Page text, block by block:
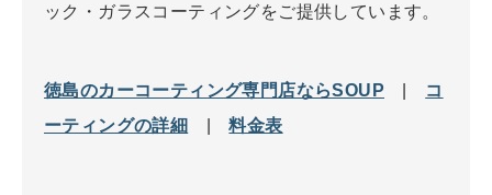
ック・ガラスコーティングをご提供しています。
徳島のカーコーティング専門店ならSOUP
コ
ーティングの詳細
|料金表